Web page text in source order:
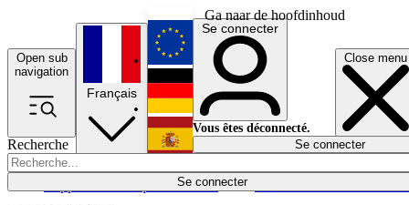
Ga naar de hoofdinhoud
Open sub
navigation
Close menu
Recherche
Se connecter
Économie
Français
English
Deutsch
Español
Se connecter
Vous êtes déconnecté.
Se connecter